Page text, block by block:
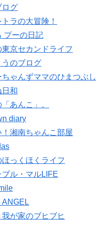
ログ
ラの大冒険！
プーの日記
東京セカンドライフ
うのブログ
ちゃんずママのひまつぶ
日和
あんこ」。
diary
！湘南ちゃんこ部屋
ほっくほくライフ
ブル・マルLIFE
ANGEL
が家のブヒブヒ